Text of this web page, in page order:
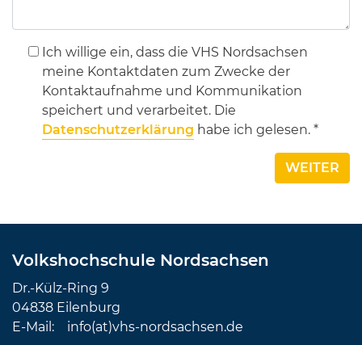
Ich willige ein, dass die VHS Nordsachsen
meine Kontaktdaten zum Zwecke der
Kontaktaufnahme und Kommunikation
speichert und verarbeitet. Die
Datenschutzerklärung habe ich gelesen. *
WEITER
Volkshochschule Nordsachsen
Dr.-Külz-Ring 9
04838 Eilenburg
E-Mail: info(at)vhs-nordsachsen.de